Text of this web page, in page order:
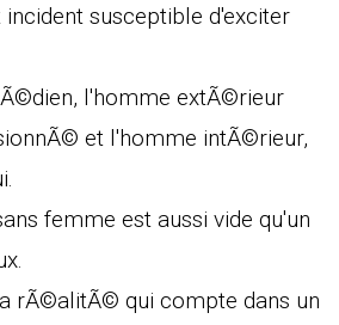
susceptible d'exciter
l'homme extÃ©rieur
et l'homme intÃ©rieur,
femme est aussi vide qu'un
rÃ©alitÃ© qui compte dans un